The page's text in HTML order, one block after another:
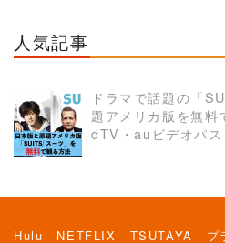
人気記事
READ MORE
ドラマで話題の「
題アメリカ版を無料
dTV・auビデオパス
Hulu NETFLIX TSUTAYA プ